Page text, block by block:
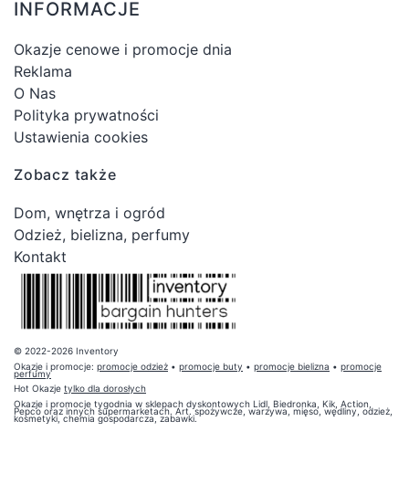
INFORMACJE
Okazje cenowe i promocje dnia
Reklama
O Nas
Polityka prywatności
Ustawienia cookies
Zobacz także
Dom, wnętrza i ogród
Odzież, bielizna, perfumy
Kontakt
© 2022-2026 Inventory
Okazje i promocje: promocje odzież • promocje buty • promocje bielizna • promocje
perfumy
Hot Okazje tylko dla dorosłych
Okazje i promocje tygodnia w sklepach dyskontowych Lidl, Biedronka, Kik, Action,
Pepco oraz innych supermarketach. Art. spożywcze, warzywa, mięso, wędliny, odzież,
kosmetyki, chemia gospodarcza, zabawki.